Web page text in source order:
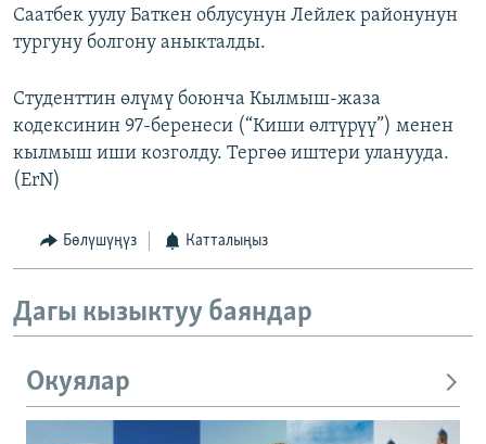
Саатбек уулу Баткен облусунун Лейлек районунун
тургуну болгону аныкталды.
Студенттин өлүмү боюнча Кылмыш-жаза
кодексинин 97-беренеси (“Киши өлтүрүү”) менен
кылмыш иши козголду. Тергөө иштери уланууда.
(ErN)
Бөлүшүңүз Катталыңыз
Дагы кызыктуу баяндар
Окуялар